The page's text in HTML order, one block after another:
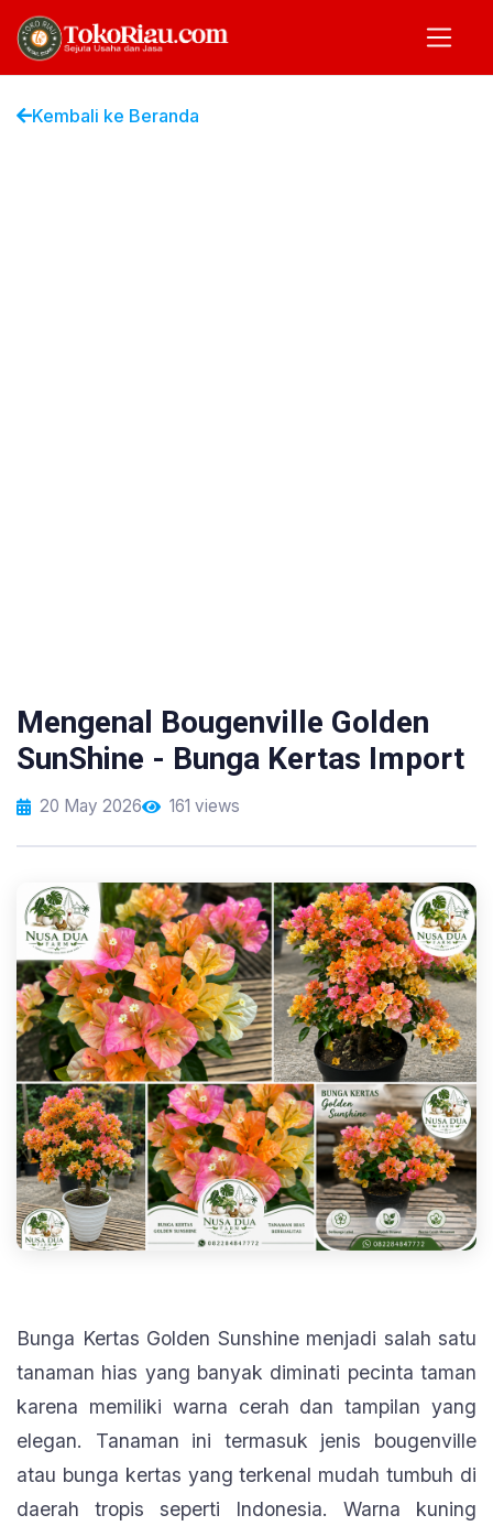
Kembali ke Beranda
Mengenal Bougenville Golden
SunShine - Bunga Kertas Import
20 May 2026 161 views
Bunga Kertas Golden Sunshine menjadi salah satu
tanaman hias yang banyak diminati pecinta taman
karena memiliki warna cerah dan tampilan yang
elegan. Tanaman ini termasuk jenis bougenville
atau bunga kertas yang terkenal mudah tumbuh di
daerah tropis seperti Indonesia. Warna kuning